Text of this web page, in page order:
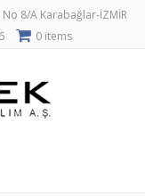
No 8/A Karabağlar-İZMİR
0 items